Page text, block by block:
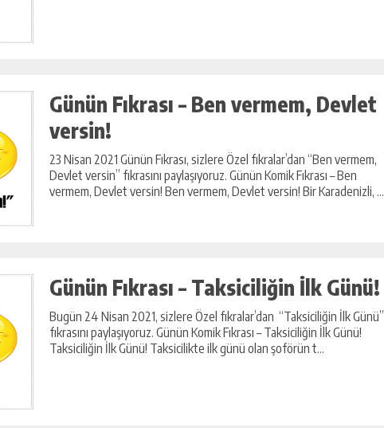
Günün Fıkrası – Ben vermem, Devlet
versin!
23 Nisan 2021 Günün Fıkrası, sizlere Özel fıkralar’dan “Ben vermem,
Devlet versin” fıkrasını paylaşıyoruz. Günün Komik Fıkrası – Ben
vermem, Devlet versin! Ben vermem, Devlet versin! Bir Karadenizli, ...
Günün Fıkrası – Taksiciliğin İlk Günü!
Bugün 24 Nisan 2021, sizlere Özel fıkralar’dan “Taksiciliğin İlk Günü”
fıkrasını paylaşıyoruz. Günün Komik Fıkrası – Taksiciliğin İlk Günü!
Taksiciliğin İlk Günü! Taksicilikte ilk günü olan şoförün t...